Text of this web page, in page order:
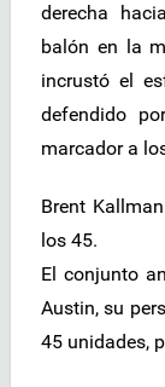
derecha
balón en la
incrustó el
defendido
marcador a
Brent
los 45.
El conjunto
Austin, su
45 unidades,